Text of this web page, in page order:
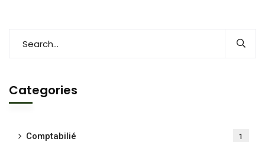
Categories
Comptabilié 1